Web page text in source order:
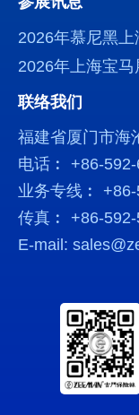
2026年慕尼黑上
2026年上海宝马
联络我们
福建省厦门市海
电话︰ +86-
业务专线︰
传真︰ +86-
E-mail: